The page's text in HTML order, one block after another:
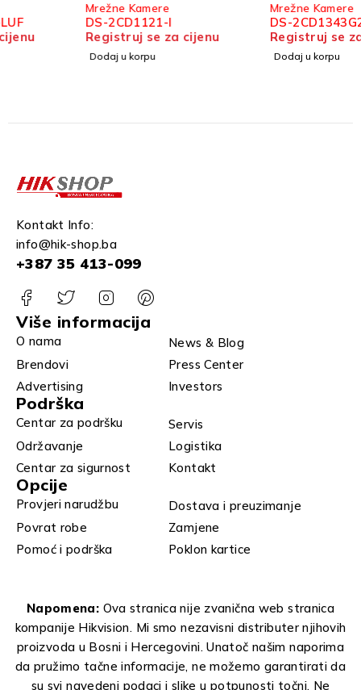
Mrežne Kamere
DS-2CD1121-I
Registruj se za cijenu
Mrežne Kamere
DS-2CD1343G2-LIU
Registruj se za cijenu
Kontakt Info:
info@hik-shop.ba
+387 35 413-099
Više informacija
O nama
News & Blog
Brendovi
Press Center
Advertising
Investors
Podrška
Centar za podršku
Servis
Održavanje
Logistika
Centar za sigurnost
Kontakt
Opcije
Provjeri narudžbu
Dostava i preuzimanje
Povrat robe
Zamjene
Pomoć i podrška
Poklon kartice
Napomena: Ova stranica nije zvanična web stranica
kompanije Hikvision. Mi smo nezavisni distributer njihovih
proizvoda u Bosni i Hercegovini. Unatoč našim naporima
da pružimo tačne informacije, ne možemo garantirati da
su svi navedeni podaci i slike u potpunosti točni. Ne